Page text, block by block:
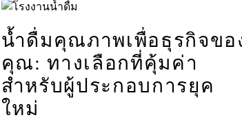
น้ำดื่มคุณภาพเพื่อธุรกิจขอ
คุณ: ทางเลือกที่คุ้มค่า
สำหรับผู้ประกอบการยุค
ใหม่